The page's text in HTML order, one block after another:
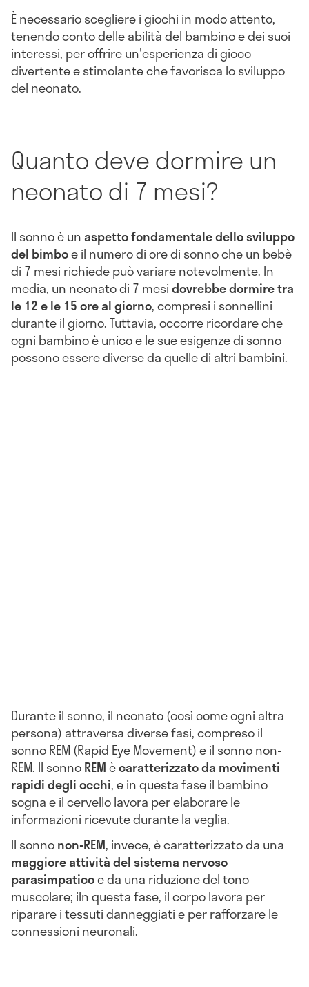
È necessario scegliere i giochi in modo attento,
tenendo conto delle abilità del bambino e dei suoi
interessi, per offrire un'esperienza di gioco
divertente e stimolante che favorisca lo sviluppo
del neonato.
Quanto deve dormire un
neonato di 7 mesi?
Il sonno è unaspetto fondamentale dello sviluppo
del bimboe il numero di ore di sonno che un bebè
di 7 mesi richiede può variare notevolmente. In
media, un neonato di 7 mesidovrebbe dormire tra
le 12 e le 15 ore al giorno, compresi i sonnellini
durante il giorno. Tuttavia, occorre ricordare che
ogni bambino è unico e le sue esigenze di sonno
possono essere diverse da quelle di altri bambini.
Durante il sonno, il neonato (così come ogni altra
persona) attraversa diverse fasi, compreso il
sonno REM (Rapid Eye Movement) e il sonno non-
REM. Il sonnoREMècaratterizzato da movimenti
rapidi degli occhi, e in questa fase il bambino
sogna e il cervello lavora per elaborare le
informazioni ricevute durante la veglia.
Il sonnonon-REM, invece, è caratterizzato da una
maggiore attività del sistema nervoso
parasimpaticoe da una riduzione del tono
muscolare; iIn questa fase, il corpo lavora per
riparare i tessuti danneggiati e per rafforzare le
connessioni neuronali.